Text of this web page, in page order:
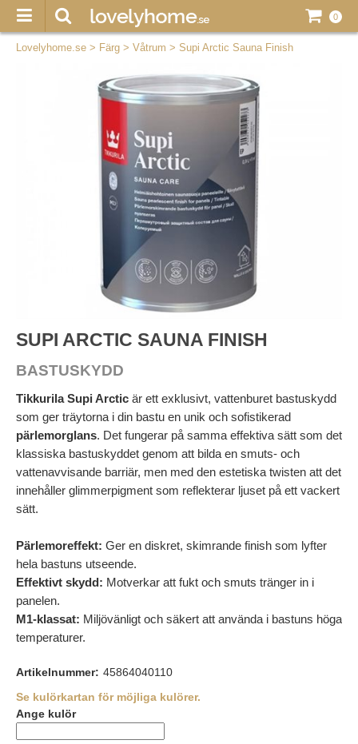
0
Lovelyhome.se > Färg > Våtrum > Supi Arctic Sauna Finish
SUPI ARCTIC SAUNA FINISH
BASTUSKYDD
Tikkurila Supi Arctic är ett exklusivt, vattenburet bastuskydd
som ger träytorna i din bastu en unik och sofistikerad
pärlemorglans. Det fungerar på samma effektiva sätt som det
klassiska bastuskyddet genom att bilda en smuts- och
vattenavvisande barriär, men med den estetiska twisten att det
innehåller glimmerpigment som reflekterar ljuset på ett vackert
sätt.
Pärlemoreffekt: Ger en diskret, skimrande finish som lyfter
hela bastuns utseende.
Effektivt skydd: Motverkar att fukt och smuts tränger in i
panelen.
M1-klassat: Miljövänligt och säkert att använda i bastuns höga
temperaturer.
Artikelnummer: 45864040110
Se kulörkartan för möjliga kulörer.
Ange kulör